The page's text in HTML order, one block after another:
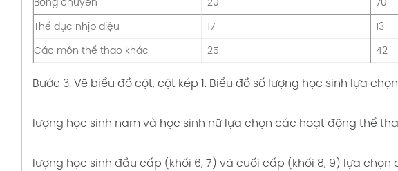
Bóng chuyền 20 70
Thể dục nhịp điệu 17 13
Các môn thể thao khác 25 42
Bước 3. Vẽ biểu đồ cột, cột kép 1. Biểu đồ số lượng học sinh lựa
lượng học sinh nam và học sinh nữ lựa chọn các hoạt động thể
lượng học sinh đầu cấp (khối 6, 7) và cuối cấp (khối 8, 9) lựa